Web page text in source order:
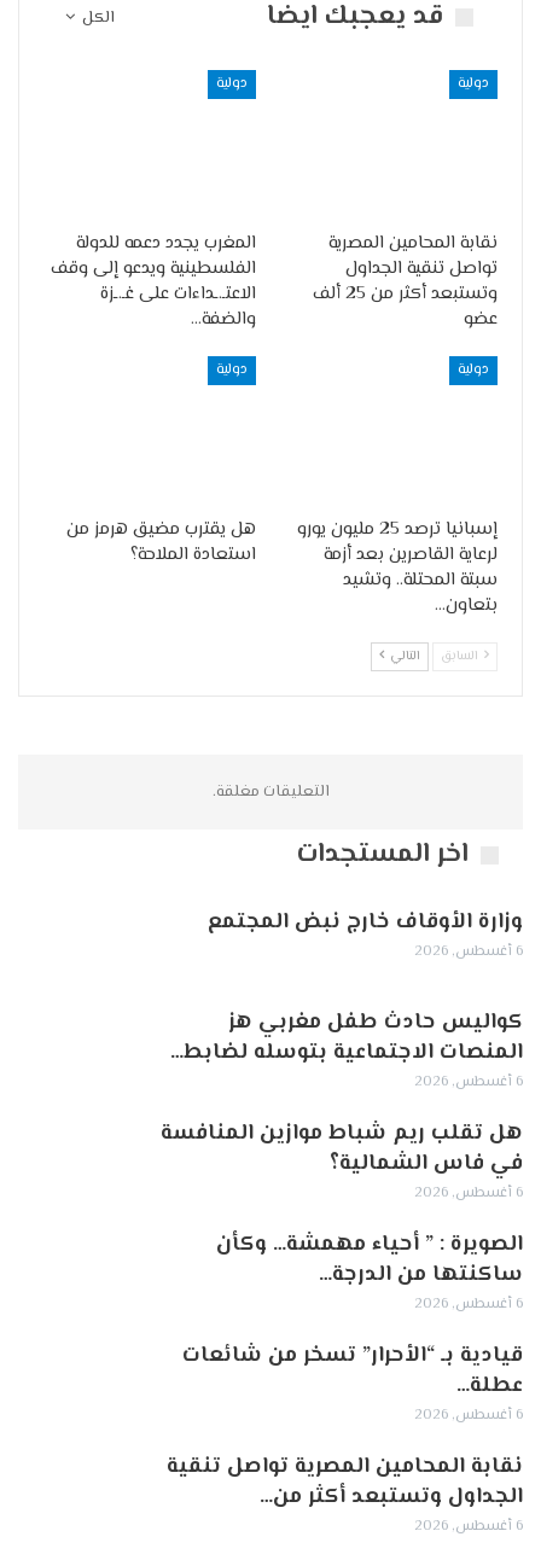
الكل قد يعجبك ايضا
دولية
نقابة المحامين المصرية
تواصل تنقية الجداول
وتستبعد أكثر من 25 ألف
عضو
دولية
المغرب يجدد دعمه للدولة
الفلسطينية ويدعو إلى وقف
الاعتـ.ـداءات على غـ.ـزة
والضفة…
دولية
إسبانيا ترصد 25 مليون يورو
لرعاية القاصرين بعد أزمة
سبتة المحتلة.. وتشيد
بتعاون…
دولية
هل يقترب مضيق هرمز من
استعادة الملاحة؟
السابق التالي
التعليقات مغلقة.
اخر المستجدات
وزارة الأوقاف خارج نبض المجتمع
6 أغسطس, 2026
كواليس حادث طفل مغربي هز
المنصات الاجتماعية بتوسله لضابط…
6 أغسطس, 2026
هل تقلب ريم شباط موازين المنافسة
في فاس الشمالية؟
6 أغسطس, 2026
الصويرة : ” أحياء مهمشة… وكأن
ساكنتها من الدرجة…
6 أغسطس, 2026
قيادية بـ “الأحرار” تسخر من شائعات
عطلة…
6 أغسطس, 2026
نقابة المحامين المصرية تواصل تنقية
الجداول وتستبعد أكثر من…
6 أغسطس, 2026